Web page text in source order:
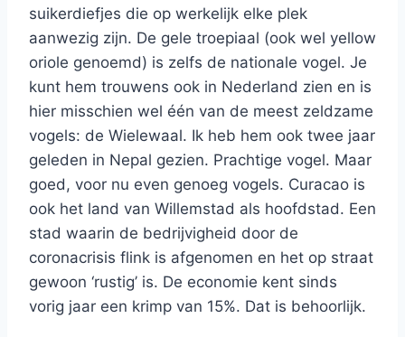
suikerdiefjes die op werkelijk elke plek
aanwezig zijn. De gele troepiaal (ook wel yellow
oriole genoemd) is zelfs de nationale vogel. Je
kunt hem trouwens ook in Nederland zien en is
hier misschien wel één van de meest zeldzame
vogels: de Wielewaal. Ik heb hem ook twee jaar
geleden in Nepal gezien. Prachtige vogel. Maar
goed, voor nu even genoeg vogels. Curacao is
ook het land van Willemstad als hoofdstad. Een
stad waarin de bedrijvigheid door de
coronacrisis flink is afgenomen en het op straat
gewoon ‘rustig’ is. De economie kent sinds
vorig jaar een krimp van 15%. Dat is behoorlijk.